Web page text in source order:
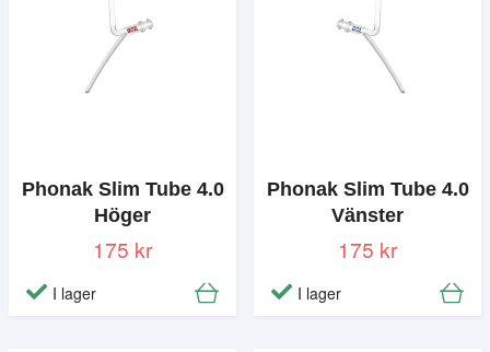
Phonak Slim Tube 4.0
Höger
175 kr
I lager
Phonak Slim Tube 4.0
Vänster
175 kr
I lager